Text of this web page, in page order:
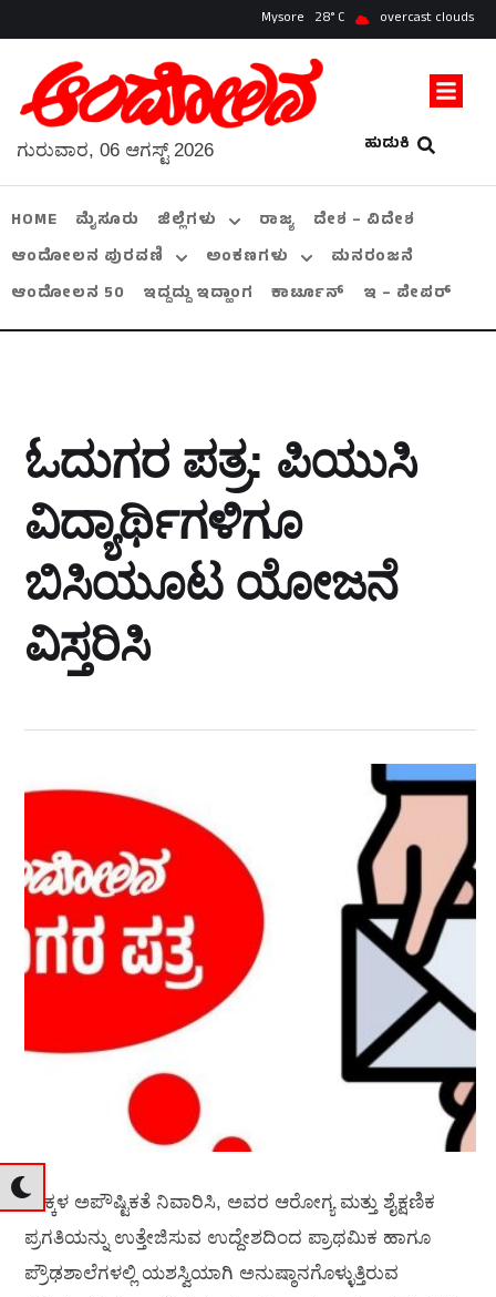
Mysore 28 overcast clouds
ಹುಡುಕಿ
ಗುರುವಾರ, 06 ಆಗಸ್ಟ್ 2026
HOME ಮೈಸೂರು ಜಿಲ್ಲೆಗಳು ರಾಜ್ಯ
ದೇಶ – ವಿದೇಶ
ಆಂದೋಲನ ಪುರವಣಿ
ಅಂಕಣಗಳು
ಮನರಂಜನೆ
ಆಂದೋಲನ 50
ಇದ್ದದ್ದು ಇದ್ಹಾಂಗ ಕಾರ್ಟೂನ್ ಇ – ಪೇಪರ್
ಓದುಗರ ಪತ್ರ: ಪಿಯುಸಿ
ವಿದ್ಯಾರ್ಥಿಗಳಿಗೂ
ಬಿಸಿಯೂಟ ಯೋಜನೆ
ವಿಸ್ತರಿಸಿ
ಮಕ್ಕಳ ಅಪೌಷ್ಟಿಕತೆ ನಿವಾರಿಸಿ, ಅವರ ಆರೋಗ್ಯ ಮತ್ತು ಶೈಕ್ಷಣಿಕ
ಪ್ರಗತಿಯನ್ನು ಉತ್ತೇಜಿಸುವ ಉದ್ದೇಶದಿಂದ ಪ್ರಾಥಮಿಕ ಹಾಗೂ
ಪ್ರೌಢಶಾಲೆಗಳಲ್ಲಿ ಯಶಸ್ವಿಯಾಗಿ ಅನುಷ್ಠಾನಗೊಳ್ಳುತ್ತಿರುವ